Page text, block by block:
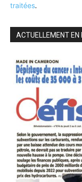
traitées.
ACTUELLEMENT EN